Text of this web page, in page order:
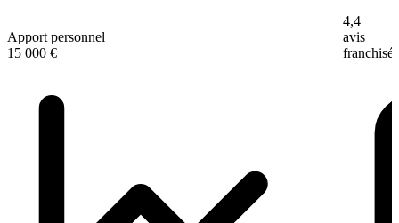
Apport personnel
15 000 €
4,4
avis
franchisé